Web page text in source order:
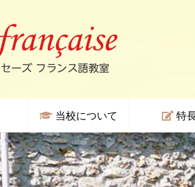
当校について 特